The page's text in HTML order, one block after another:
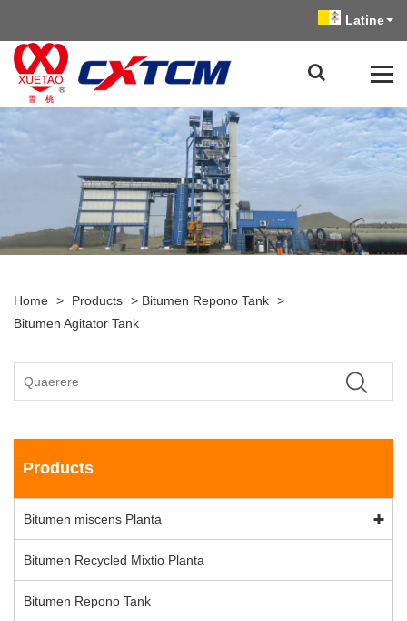
Latine
Home > Products > Bitumen Repono Tank >
Bitumen Agitator Tank
Products
Bitumen miscens Planta
Bitumen Recycled Mixtio Planta
Bitumen Repono Tank